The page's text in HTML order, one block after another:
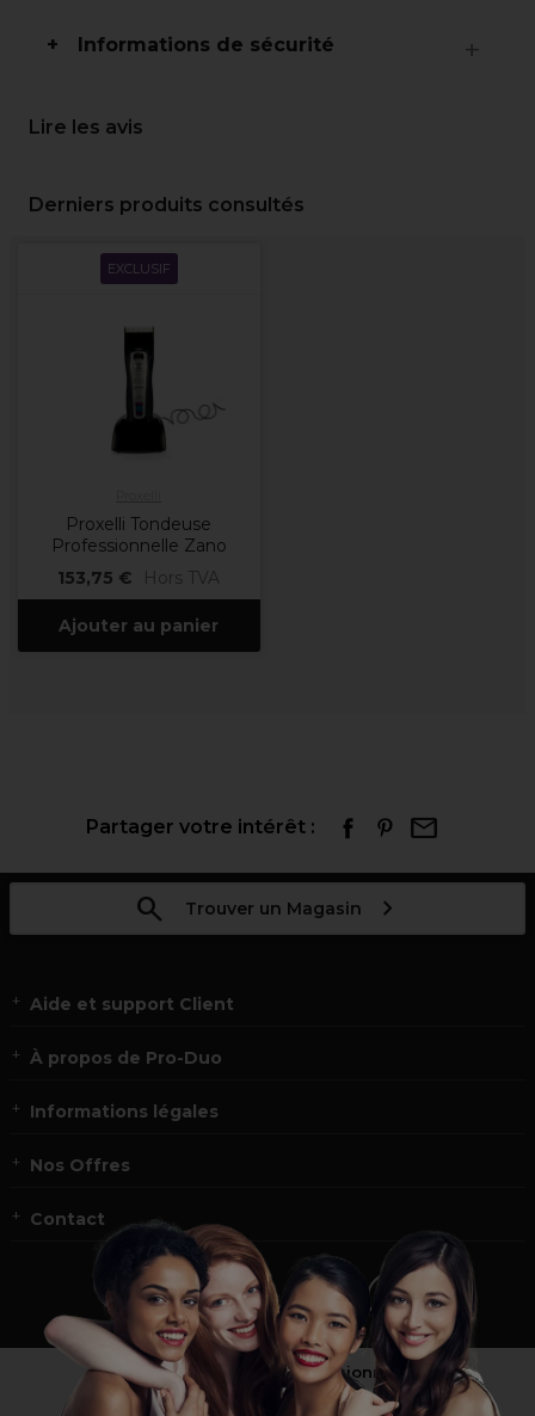
Informations de sécurité
Lire les avis
Derniers produits consultés
EXCLUSIF
Proxelli Tondeuse
Professionnelle Zano
153,75 €
Hors TVA
Ajouter au panier
Partager votre intérêt :
Trouver un Magasin
Aide et support Client
À propos de Pro-Duo
Informations légales
Nos Offres
Contact
Vous n’êtes pas un professionnel ?
Visitez notre site pourles particuliers !